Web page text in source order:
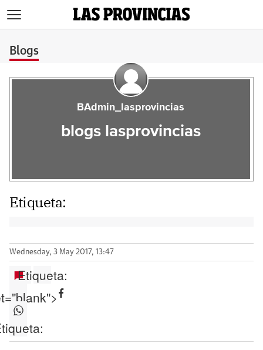
Blogs
BAdmin_lasprovincias
blogs lasprovincias
Etiqueta:
Wednesday, 3 May 2017, 13:47
Etiqueta: